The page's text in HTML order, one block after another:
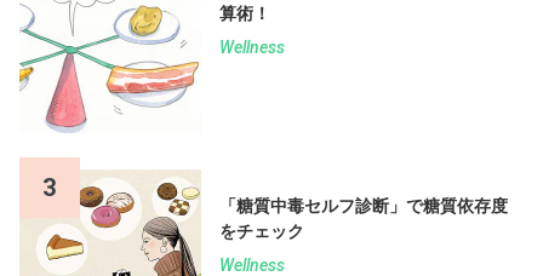
算術！
Wellness
3
「糖質中毒セルフ診断」で糖質依存度
をチェック
Wellness